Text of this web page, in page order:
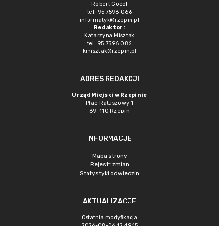
Robert Gocół
tel. 95 7596 066
informatyk@rzepin.pl
Redaktor:
Katarzyna Misztak
tel. 95 7596 082
kmisztak@rzepin.pl
ADRES REDAKCJI
Urząd Miejski w Rzepinie
Plac Ratuszowy 1
69-110 Rzepin
INFORMACJE
Mapa strony
Rejestr zmian
Statystyki odwiedzin
AKTUALIZACJE
Ostatnia modyfikacja